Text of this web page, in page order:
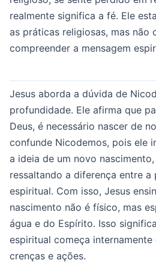
realmente significa a fé. Ele
as práticas religiosas, mas não
compreender a mensagem
Jesus aborda a dúvida de
profundidade. Ele afirma que
Deus, é necessário nascer de
confunde Nicodemos, pois ele
a ideia de um novo
ressaltando a diferença entre a
espiritual. Com isso, Jesus
nascimento não é físico, mas
água e do Espírito. Isso
espiritual começa
crenças e ações.